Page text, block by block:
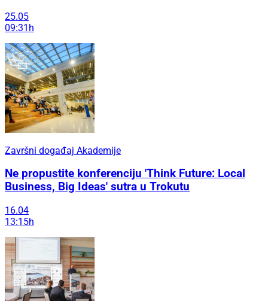
25.05
09:31h
Završni događaj Akademije
Ne propustite konferenciju 'Think Future: Local
Business, Big Ideas' sutra u Trokutu
16.04
13:15h